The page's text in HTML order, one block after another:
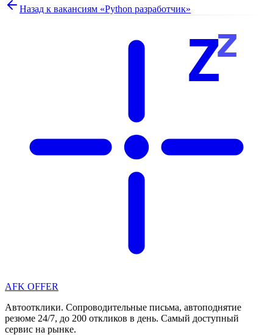
Назад к вакансиям «Python разработчик»
Zz
AFK OFFER
Автоотклики. Сопроводительные письма, автоподнятие
резюме 24/7, до 200 откликов в день. Самый доступный
сервис на рынке.